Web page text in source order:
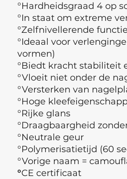
°Hardheidsgraad 4 op
°In staat om extreme
°Zelfnivellerende functie
°Ideaal voor
vormen)
°Biedt kracht stabiliteit
°Vloeit niet onder de
°Versterken van
°Hoge
°Rijke glans
°Draagbaargheid
°Neutrale geur
°Polymerisatietijd (60
°Vorige naam =
°CE certificaat